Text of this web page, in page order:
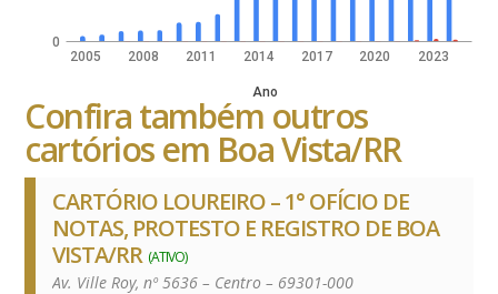
2005 2008 2011 2014 2017 2020 2023
Ano
0
Confira também outros
cartórios em Boa Vista/RR
CARTÓRIO LOUREIRO – 1° OFÍCIO DE
NOTAS, PROTESTO E REGISTRO DE BOA
VISTA/RR (ATIVO)
Av. Ville Roy, nº 5636 – Centro – 69301-000